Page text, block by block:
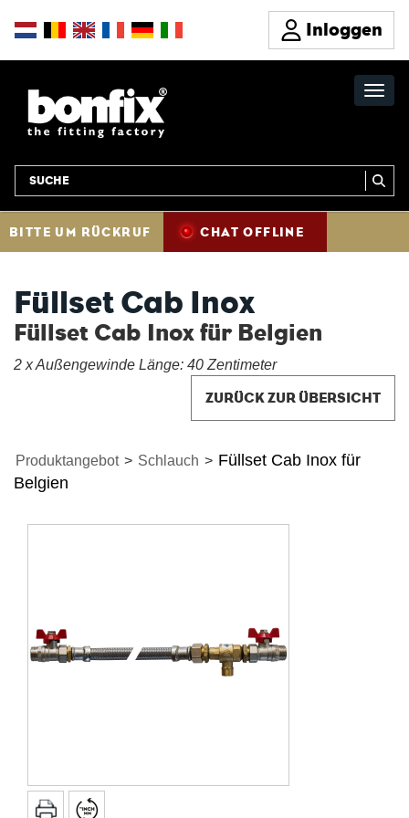
Inloggen
BITTE UM RÜCKRUF CHAT OFFLINE
Füllset Cab Inox
Füllset Cab Inox für Belgien
2 x Außengewinde Länge: 40 Zentimeter
ZURÜCK ZUR ÜBERSICHT
Produktangebot > Schlauch > Füllset Cab Inox für
Belgien